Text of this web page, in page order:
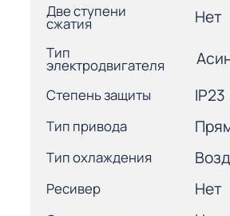
Две ступени
сжатия Нет
Тип
электродвигателя
Степень защиты IP23
Тип привода
Тип охлаждения
Ресивер Нет